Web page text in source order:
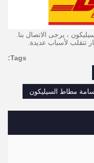
، يرجى الاتصال بنا.
تتقلب لأسباب عديدة.
Tags:
مطاط السيليكون